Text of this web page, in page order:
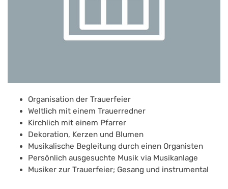
Organisation der Trauerfeier
Weltlich mit einem Trauerredner
Kirchlich mit einem Pfarrer
Dekoration, Kerzen und Blumen
Musikalische Begleitung durch einen Organisten
Persönlich ausgesuchte Musik via Musikanlage
Musiker zur Trauerfeier; Gesang und instrumental